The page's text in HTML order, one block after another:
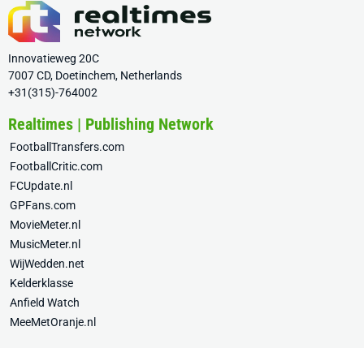
Innovatieweg 20C
7007 CD, Doetinchem, Netherlands
+31(315)-764002
Realtimes | Publishing Network
FootballTransfers.com
FootballCritic.com
FCUpdate.nl
GPFans.com
MovieMeter.nl
MusicMeter.nl
WijWedden.net
Kelderklasse
Anfield Watch
MeeMetOranje.nl